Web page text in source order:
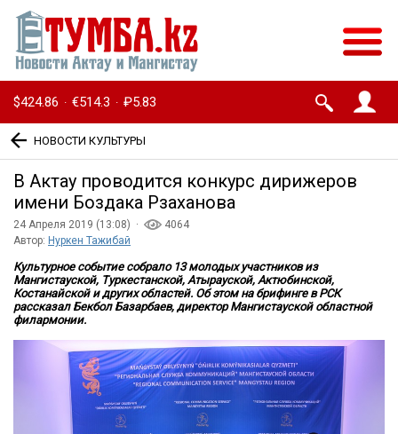
$424.86 · €514.3 · ₽5.83
НОВОСТИ КУЛЬТУРЫ
В Актау проводится конкурс дирижеров
имени Боздака Рзаханова
24 Апреля 2019 (13:08) ·
4064
Автор: Нуркен Тажибай
Культурное событие собрало 13 молодых участников из
Мангистауской, Туркестанской, Атырауской, Актюбинской,
Костанайской и других областей. Об этом на брифинге в РСК
рассказал Бекбол Базарбаев, директор Мангистауской областной
филармонии.